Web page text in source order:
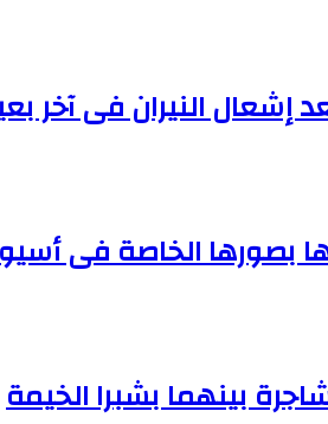
إشعال النيران فى
بصورها الخاصة فى
بينهما بشبرا الخيمة